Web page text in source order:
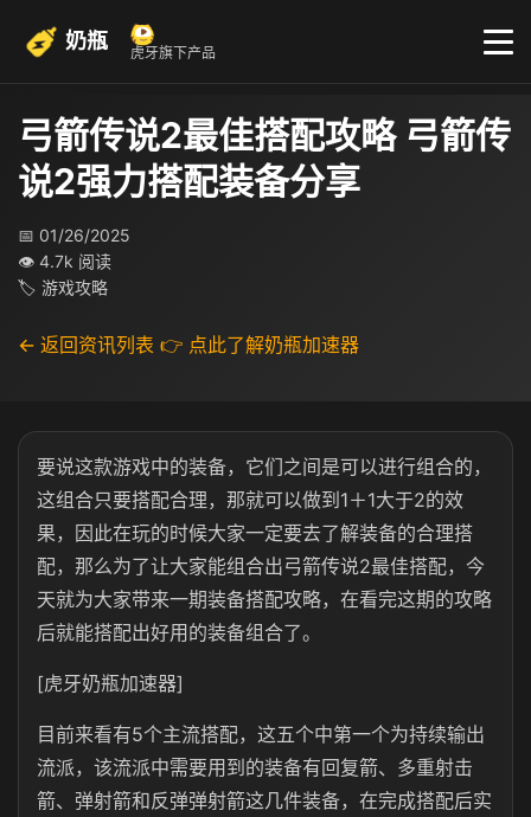
奶瓶 虎牙旗下产品
弓箭传说2最佳搭配攻略 弓箭传
说2强力搭配装备分享
📅 01/26/2025
👁 4.7k 阅读
🏷 游戏攻略
← 返回资讯列表 👉 点此了解奶瓶加速器
要说这款游戏中的装备，它们之间是可以进行组合的，
这组合只要搭配合理，那就可以做到1＋1大于2的效
果，因此在玩的时候大家一定要去了解装备的合理搭
配，那么为了让大家能组合出弓箭传说2最佳搭配，今
天就为大家带来一期装备搭配攻略，在看完这期的攻略
后就能搭配出好用的装备组合了。
[虎牙奶瓶加速器]
目前来看有5个主流搭配，这五个中第一个为持续输出
流派，该流派中需要用到的装备有回复箭、多重射击
箭、弹射箭和反弹弹射箭这几件装备，在完成搭配后实